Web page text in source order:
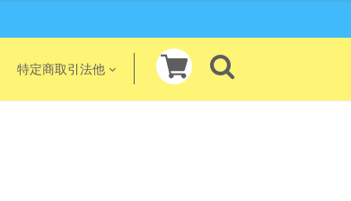
特定商取引法他